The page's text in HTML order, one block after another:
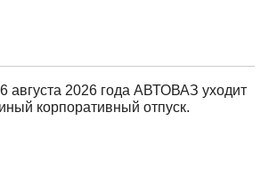
августа 2026 года АВТОВАЗ уходит
корпоративный отпуск.